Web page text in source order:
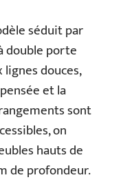
séduit par
double porte
douces,
et la
sont
on
hauts de
de profondeur.